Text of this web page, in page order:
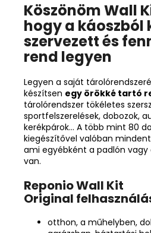
KöszönömWall
hogy a káoszból
szervezett és
rend legyen
Legyen a saját
készítsen egy örökké tartó
tárolórendszer tökéletes
sportfelszerelések, dobozok,
kerékpárok... A több mint 80
kiegészítővel valóban
ami egyébként a padlón
van.
ReponioWall Kit
Original
otthon, a műhelyben,